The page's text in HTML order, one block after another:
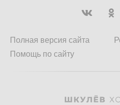
Полная версия сайта
Помощь по сайту